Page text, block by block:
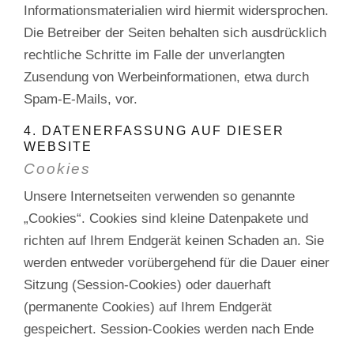
Informationsmaterialien wird hiermit widersprochen.
Die Betreiber der Seiten behalten sich ausdrücklich
rechtliche Schritte im Falle der unverlangten
Zusendung von Werbeinformationen, etwa durch
Spam-E-Mails, vor.
4. DATENERFASSUNG AUF DIESER
WEBSITE
Cookies
Unsere Internetseiten verwenden so genannte
„Cookies“. Cookies sind kleine Datenpakete und
richten auf Ihrem Endgerät keinen Schaden an. Sie
werden entweder vorübergehend für die Dauer einer
Sitzung (Session-Cookies) oder dauerhaft
(permanente Cookies) auf Ihrem Endgerät
gespeichert. Session-Cookies werden nach Ende